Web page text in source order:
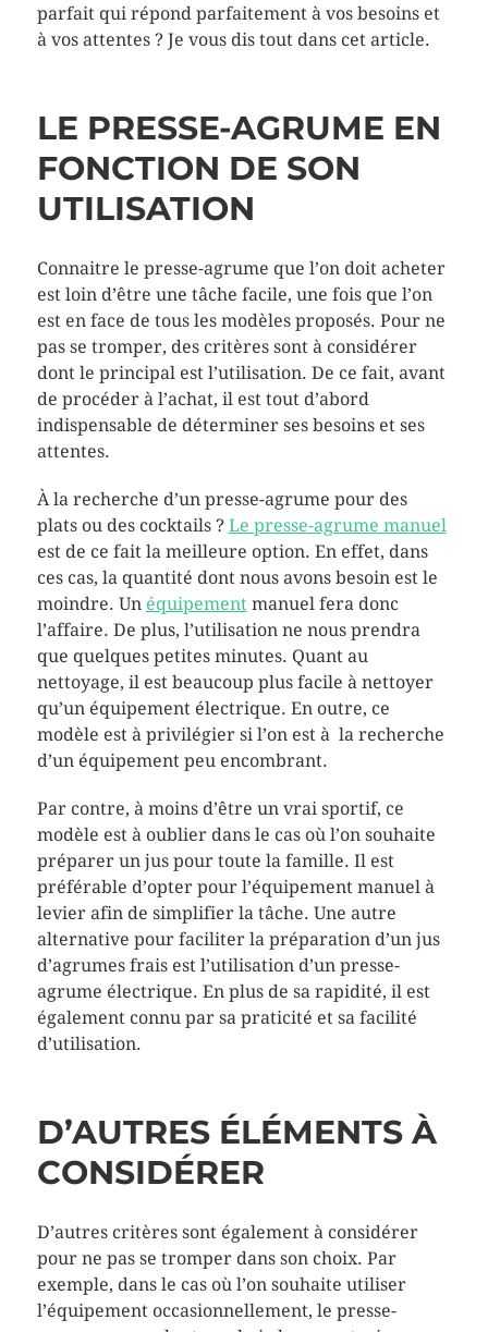
parfait qui répond parfaitement à vos besoins et
à vos attentes ? Je vous dis tout dans cet article.
LE PRESSE-AGRUME EN
FONCTION DE SON
UTILISATION
Connaitre le presse-agrume que l’on doit acheter
est loin d’être une tâche facile, une fois que l’on
est en face de tous les modèles proposés. Pour ne
pas se tromper, des critères sont à considérer
dont le principal est l’utilisation. De ce fait, avant
de procéder à l’achat, il est tout d’abord
indispensable de déterminer ses besoins et ses
attentes.
À la recherche d’un presse-agrume pour des
plats ou des cocktails ? Le presse-agrume manuel
est de ce fait la meilleure option. En effet, dans
ces cas, la quantité dont nous avons besoin est le
moindre. Un équipementmanuel fera donc
l’affaire. De plus, l’utilisation ne nous prendra
que quelques petites minutes. Quant au
nettoyage, il est beaucoup plus facile à nettoyer
qu’un équipement électrique. En outre, ce
modèle est à privilégier si l’on est à la recherche
d’un équipement peu encombrant.
Par contre, à moins d’être un vrai sportif, ce
modèle est à oublier dans le cas où l’on souhaite
préparer un jus pour toute la famille. Il est
préférable d’opter pour l’équipement manuel à
levier afin de simplifier la tâche. Une autre
alternative pour faciliter la préparation d’un jus
d’agrumes frais est l’utilisation d’un presse-
agrume électrique. En plus de sa rapidité, il est
également connu par sa praticité et sa facilité
d’utilisation.
D’AUTRES ÉLÉMENTS À
CONSIDÉRER
D’autres critères sont également à considérer
pour ne pas se tromper dans son choix. Par
exemple, dans le cas où l’on souhaite utiliser
l’équipement occasionnellement, le presse-